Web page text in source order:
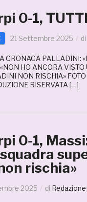
0-1,
21 Settembre 2025 di
CRONACA PALLADINI:
HO ANCORA
NON RISCHIA»
RISERVATA […]
0-1,
rischia»
2025 di Redazione